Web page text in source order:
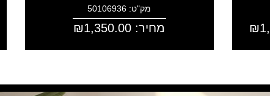
₪
מק"ט: 50106936
מחיר: ₪1,350.00